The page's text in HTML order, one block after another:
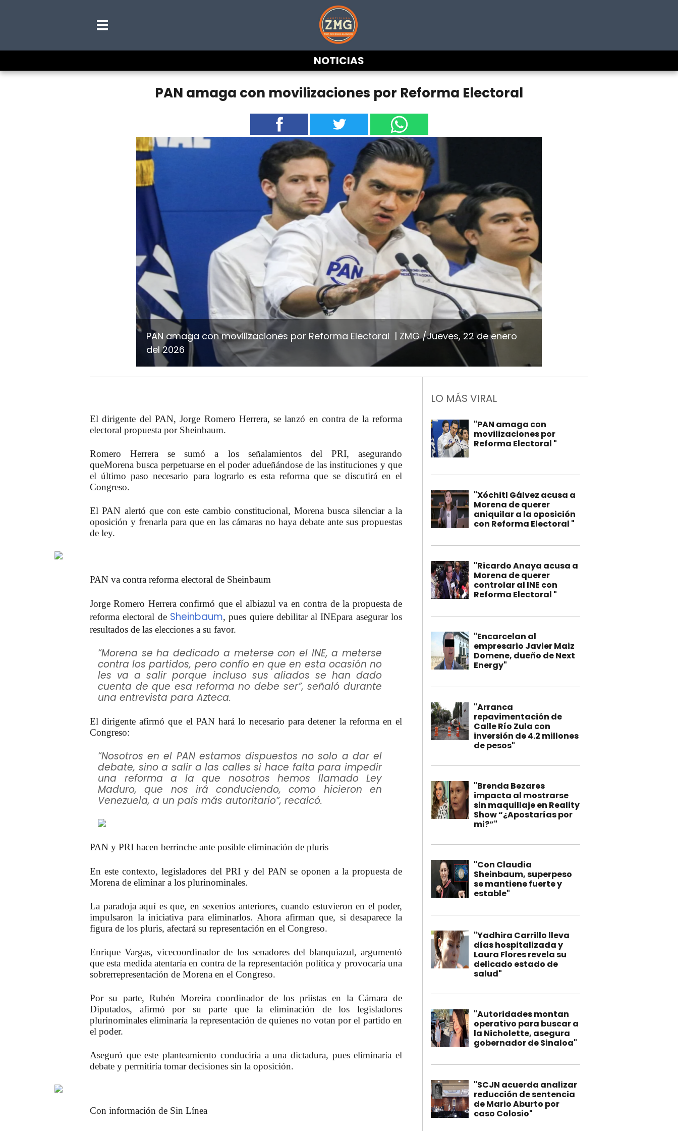
NOTICIAS
PAN amaga con movilizaciones por Reforma Electoral
PAN amaga con movilizaciones por Reforma Electoral
ZMG /Jueves, 22 de enero
del 2026
El dirigente del PAN, Jorge Romero Herrera, se lanzó en contra de la reforma
electoral propuesta por Sheinbaum.
Romero Herrera se sumó a los señalamientos del PRI, asegurando
queMorena busca perpetuarse en el poder adueñándose de las instituciones y que
el último paso necesario para lograrlo es esta reforma que se discutirá en el
Congreso.
ElPAN alertó que con este cambio constitucional, Morena busca silenciar a la
oposición y frenarla para que en las cámaras no haya debate ante sus propuestas
de ley.
PAN va contra reforma electoral de Sheinbaum
Jorge Romero Herrera confirmó que el albiazul va en contra de la propuesta de
reforma electoral de Sheinbaum, pues quiere debilitar al INEpara asegurar los
resultados de las elecciones a su favor.
“Morena se ha dedicado a meterse con el INE, a meterse
contra los partidos, pero confío en que en esta ocasión no
les va a salir porque incluso sus aliados se han dado
cuenta de que esa reforma no debe ser”, señaló durante
una entrevista para Azteca.
El dirigente afirmó que el PANhará lo necesario para detener la reforma en el
Congreso:
“Nosotros en el PAN estamos dispuestos no solo a dar el
debate, sino a salir a las calles si hace falta para impedir
una reforma a la que nosotros hemos llamado Ley
Maduro, que nos irá conduciendo, como hicieron en
Venezuela, a un país más autoritario”, recalcó.
PAN y PRI hacen berrinche ante posible eliminación de pluris
En este contexto, legisladores del PRIy delPAN se oponen a la propuesta de
Morena de eliminar a los plurinominales.
La paradoja aquí es que, en sexenios anteriores, cuando estuvieron en el poder,
impulsaron la iniciativa para eliminarlos. Ahora afirman que, si desaparece la
figura de los pluris, afectará su representación en el Congreso.
Enrique Vargas, vicecoordinador de los senadores del blanquiazul, argumentó
que esta medida atentaría en contra de la representación política y provocaría una
sobrerrepresentación de Morena en el Congreso.
Por su parte, Rubén Moreira coordinador de los priistas en laCámara de
Diputados, afirmó por su parte que la eliminación de los legisladores
plurinominales eliminaría la representación de quienes no votan por el partido en
el poder.
Aseguró que este planteamiento conduciría a una dictadura, pues eliminaría el
debate y permitiría tomar decisiones sin la oposición.
Con información de Sin Línea
LO MÁS VIRAL
"PAN amaga con
movilizaciones por
Reforma Electoral "
"Xóchitl Gálvez acusa a
Morena de querer
aniquilar a la oposición
con Reforma Electoral "
"Ricardo Anaya acusa a
Morena de querer
controlar al INE con
Reforma Electoral "
"Encarcelan al
empresario Javier Maiz
Domene, dueño de Next
Energy"
"Arranca
repavimentación de
Calle Río Zula con
inversión de 4.2 millones
de pesos"
"Brenda Bezares
impacta al mostrarse
sin maquillaje en Reality
Show “¿Apostarías por
mi?”"
"Con Claudia
Sheinbaum, superpeso
se mantiene fuerte y
estable"
"Yadhira Carrillo lleva
días hospitalizada y
Laura Flores revela su
delicado estado de
salud"
"Autoridades montan
operativo para buscar a
la Nicholette, asegura
gobernador de Sinaloa"
"SCJN acuerda analizar
reducción de sentencia
de Mario Aburto por
caso Colosio"